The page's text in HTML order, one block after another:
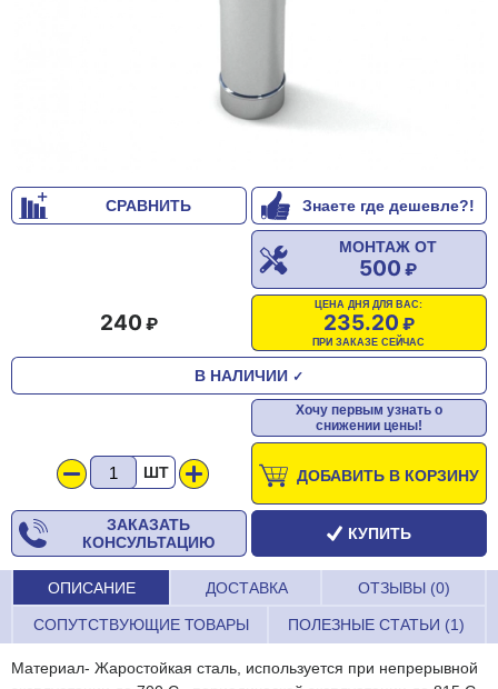
СРАВНИТЬ Знаете где дешевле?!
МОНТАЖ ОТ
500
ЦЕНА ДНЯ ДЛЯ ВАС:
235.20
ПРИ ЗАКАЗЕ СЕЙЧАС
240
В НАЛИЧИИ ✓
Хочу первым узнать о
снижении цены!
ШТ ДОБАВИТЬ В КОРЗИНУ
ЗАКАЗАТЬ
КОНСУЛЬТАЦИЮ
КУПИТЬ
ОПИСАНИЕ ДОСТАВКА ОТЗЫВЫ (0)
СОПУТСТВУЮЩИЕ ТОВАРЫ ПОЛЕЗНЫЕ СТАТЬИ (1)
Материал- Жаростойкая сталь, используется при непрерывной